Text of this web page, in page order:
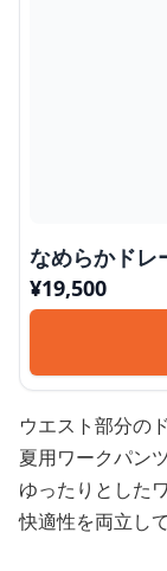
なめらかドレ
¥19,500
ウエスト部分の
夏用ワークパンツ
ゆったりとした
快適性を両立し